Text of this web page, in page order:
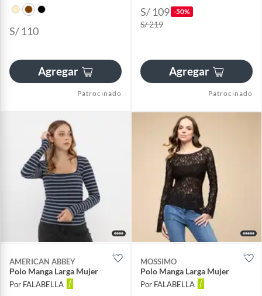
S/ 110
Agregar
Patrocinado
S/ 109 -50%
S/ 219
Agregar
Patrocinado
AMERICAN ABBEY
Polo Manga Larga Mujer
Por FALABELLA
MOSSIMO
Polo Manga Larga Mujer
Por FALABELLA